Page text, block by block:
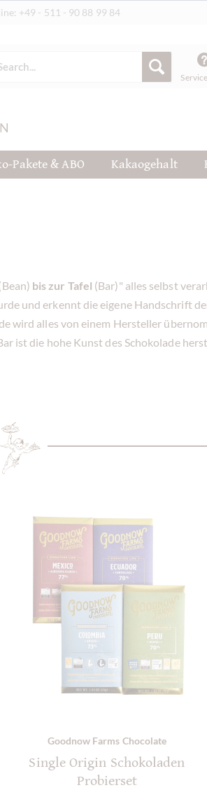
+49 - 511 - 90 88 99 84
Pakete & ABO Kakaogehalt
bis zur Tafel (Bar)" alles selbst
und erkennt die eigene Handschrift
wird alles von einem Hersteller
ist die hohe Kunst des Schokolade
Goodnow Farms Chocolate
Single Origin Schokoladen
Probierset